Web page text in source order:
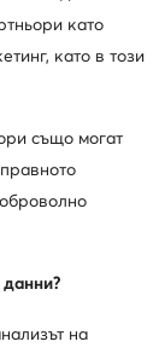
като
като в този
също могат
на